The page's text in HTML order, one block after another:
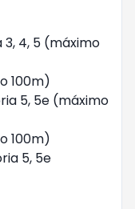
4, 5 (máximo
100m)
5, 5e (máximo
100m)
5, 5e